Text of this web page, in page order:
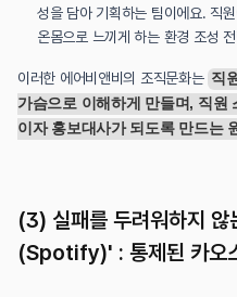
성을 담아 기획하는 팀이에요. 직
온몸으로 느끼게 하는 환경 조성
이러한 에어비앤비의 조직문화는 직
가슴으로 이해하게 만들며, 직원
이자 홍보대사가 되도록 만드는
(3) 실패를 두려워하지 않
(Spotify)' : 통제된 카오